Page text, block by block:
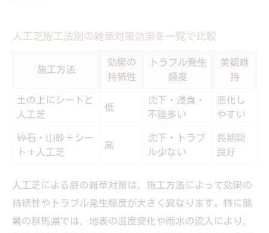
人工芝施工法別の雑草対策効果を一覧で比較
施工方法
効果の
持続性
トラブル発生
頻度
美観維
持
土の上にシートと
人工芝
低
沈下・浸食・
不陸多い
悪化し
やすい
砕石・山砂＋シー
ト＋人工芝
高
沈下・トラブ
ル少ない
長期間
良好
人工芝による庭の雑草対策は、施工方法によって効果の
持続性やトラブル発生頻度が大きく異なります。特に酷
暑の群馬県では、地表の温度変化や雨水の流入により、